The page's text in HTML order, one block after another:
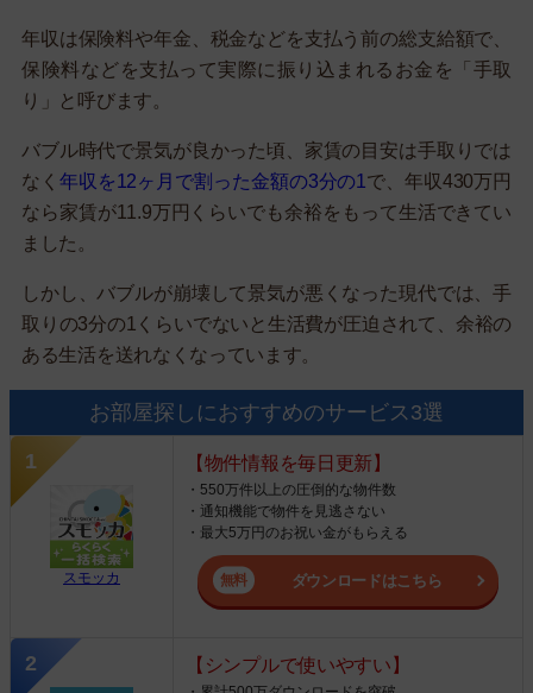
年収は保険料や年金、税金などを支払う前の総支給額で、
保険料などを支払って実際に振り込まれるお金を「手取
り」と呼びます。
バブル時代で景気が良かった頃、家賃の目安は手取りでは
なく 年収を12ヶ月で割った金額の3分の1 で、年収430万円
なら家賃が11.9万円くらいでも余裕をもって生活できてい
ました。
しかし、バブルが崩壊して景気が悪くなった現代では、手
取りの3分の1くらいでないと生活費が圧迫されて、余裕の
ある生活を送れなくなっています。
お部屋探しにおすすめのサービス3選
スモッカ
【物件情報を毎日更新】
・550万件以上の圧倒的な物件数
・通知機能で物件を見逃さない
・最大5万円のお祝い金がもらえる
ダウンロードはこちら
【シンプルで使いやすい】